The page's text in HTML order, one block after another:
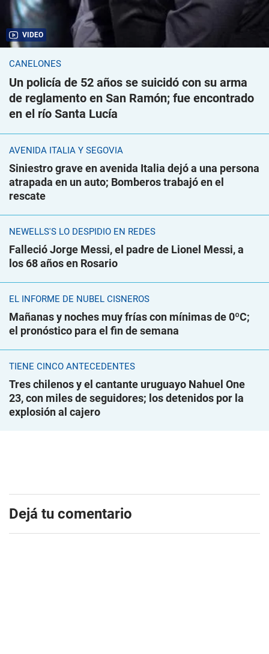
VIDEO
CANELONES
Un policía de 52 años se suicidó con su arma
de reglamento en San Ramón; fue encontrado
en el río Santa Lucía
AVENIDA ITALIA Y SEGOVIA
Siniestro grave en avenida Italia dejó a una persona
atrapada en un auto; Bomberos trabajó en el
rescate
NEWELLS'S LO DESPIDIÓ EN REDES
Falleció Jorge Messi, el padre de Lionel Messi, a
los 68 años en Rosario
EL INFORME DE NUBEL CISNEROS
Mañanas y noches muy frías con mínimas de 0ºC;
el pronóstico para el fin de semana
TIENE CINCO ANTECEDENTES
Tres chilenos y el cantante uruguayo Nahuel One
23, con miles de seguidores; los detenidos por la
explosión al cajero
Dejá tu comentario